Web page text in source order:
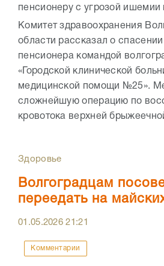
Комитет здравоохранения
области рассказал о
пенсионера командой
«Городской клинической
медицинской помощи №25».
сложнейшую операцию по
кровотока верхней
Здоровье
Волгоградцам
переедать на
01.05.202621:21
Комментарии